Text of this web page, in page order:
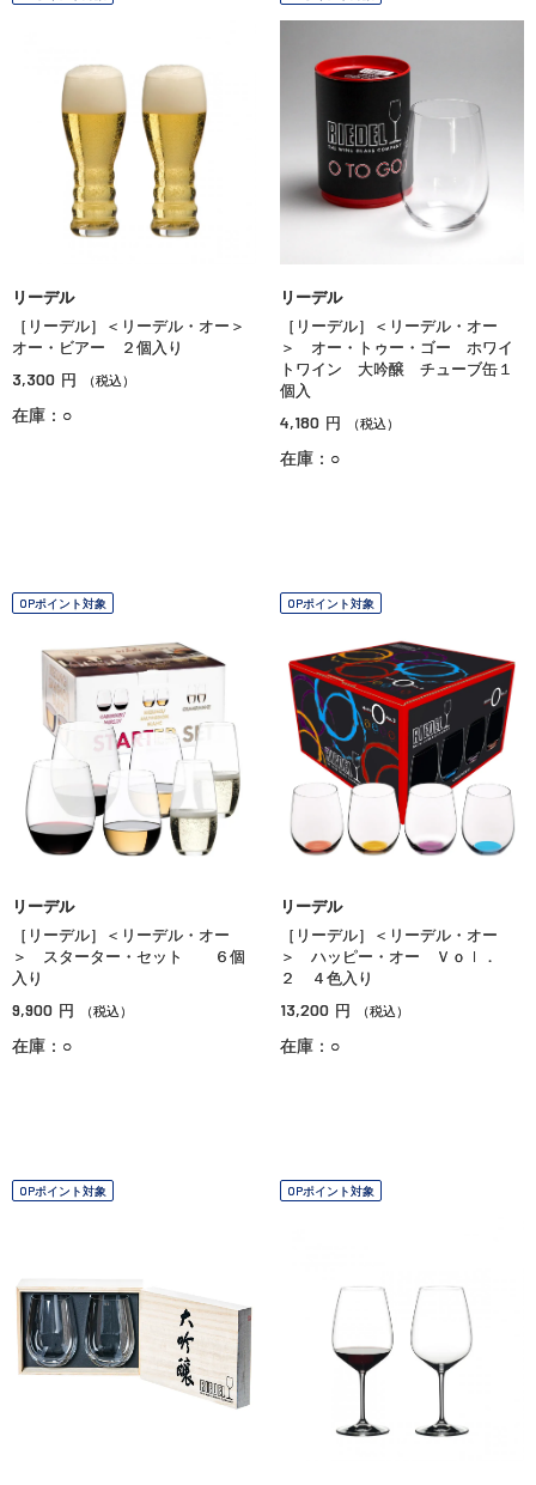
リーデル
［リーデル］＜リーデル・オー＞
オー・ビアー ２個入り
3,300 円 （税込）
在庫：○
リーデル
［リーデル］＜リーデル・オー
＞ オー・トゥー・ゴー ホワイ
トワイン 大吟醸 チューブ缶１
個入
4,180 円 （税込）
在庫：○
OPポイント対象
リーデル
［リーデル］＜リーデル・オー
＞ スターター・セット ６個
入り
9,900 円 （税込）
在庫：○
OPポイント対象
リーデル
［リーデル］＜リーデル・オー
＞ ハッピー・オー Ｖｏｌ．
２ ４色入り
13,200 円 （税込）
在庫：○
OPポイント対象 OPポイント対象